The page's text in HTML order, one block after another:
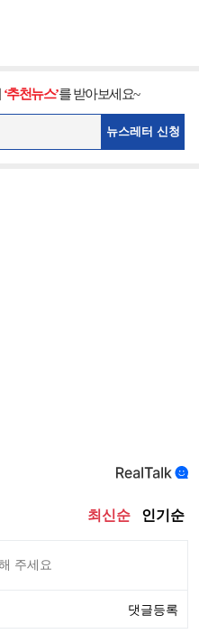
‘추천뉴스’를 받아보세요~
뉴스레터 신청